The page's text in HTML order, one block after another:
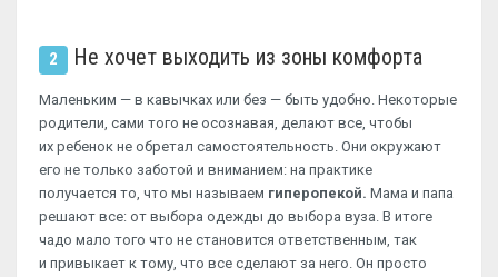
2 Не хочет выходить из зоны комфорта
Маленьким — в кавычках или без — быть удобно. Некоторые
родители, сами того не осознавая, делают все, чтобы
их ребенок не обретал самостоятельность. Они окружают
его не только заботой и вниманием: на практике
получается то, что мы называем гиперопекой. Мама и папа
решают все: от выбора одежды до выбора вуза. В итоге
чадо мало того что не становится ответственным, так
и привыкает к тому, что все сделают за него. Он просто